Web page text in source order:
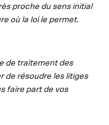
proche du sens initial
où la loi le permet.
de traitement des
de résoudre les litiges
faire part de vos